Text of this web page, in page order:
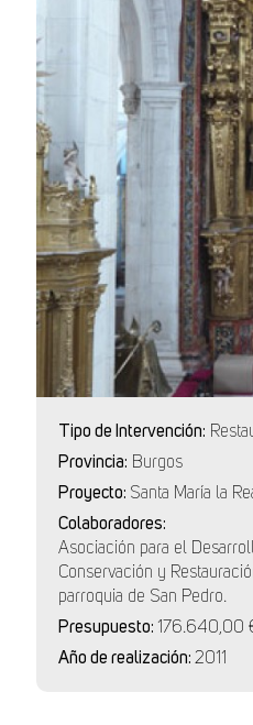
Tipo de Intervención:
Provincia: Burgos
Proyecto: Santa María la
Colaboradores:
Asociación para el
Conservación y
parroquia de San Pedro.
Presupuesto: 176.640,00
Año de realización: 2011